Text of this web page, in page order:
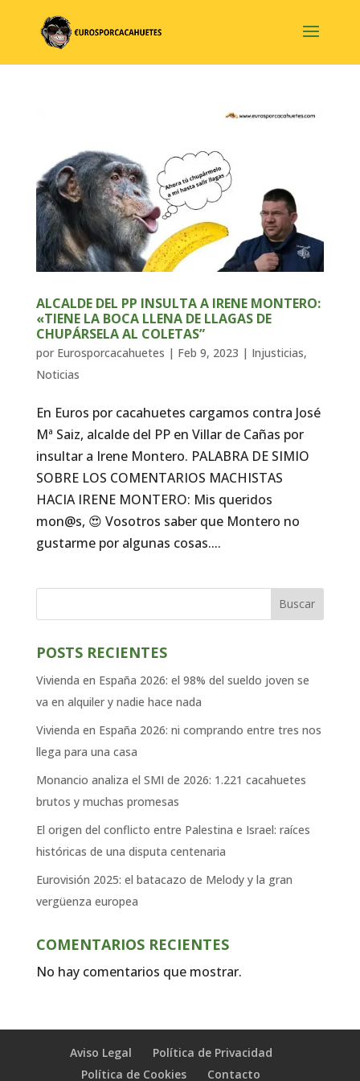
ALCALDE DEL PP INSULTA A IRENE MONTERO:
«TIENE LA BOCA LLENA DE LLAGAS DE
CHUPÁRSELA AL COLETAS”
por Eurosporcacahuetes | Feb 9, 2023 | Injusticias,
Noticias
En Euros por cacahuetes cargamos contra José
Mª Saiz, alcalde del PP en Villar de Cañas por
insultar a Irene Montero. PALABRA DE SIMIO
SOBRE LOS COMENTARIOS MACHISTAS
HACIA IRENE MONTERO: Mis queridos
mon@s, 😍 Vosotros saber que Montero no
gustarme por algunas cosas....
Buscar
POSTS RECIENTES
Vivienda en España 2026: el 98% del sueldo joven se
va en alquiler y nadie hace nada
Vivienda en España 2026: ni comprando entre tres nos
llega para una casa
Monancio analiza el SMI de 2026: 1.221 cacahuetes
brutos y muchas promesas
El origen del conflicto entre Palestina e Israel: raíces
históricas de una disputa centenaria
Eurovisión 2025: el batacazo de Melody y la gran
vergüenza europea
COMENTARIOS RECIENTES
No hay comentarios que mostrar.
Aviso Legal
Política de Privacidad
Política de Cookies
Contacto